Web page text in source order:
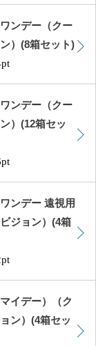
ンデー（クー
）(8箱セット)
ンデー（クー
）(12箱セッ
ンデー 遠視用
ビジョン）(4箱
イデー）（ク
ン）(4箱セッ